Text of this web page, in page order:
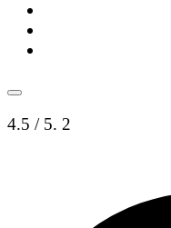
4.5 / 5. 2